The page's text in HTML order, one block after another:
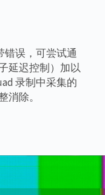
错误，可尝试通
延迟控制）加以
录制中采集的
消除。